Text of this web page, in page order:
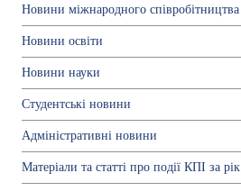
Новини міжнародного співробітництва
Новини освіти
Новини науки
Студентські новини
Адміністративні новини
Матеріали та статті про події КПІ за рік